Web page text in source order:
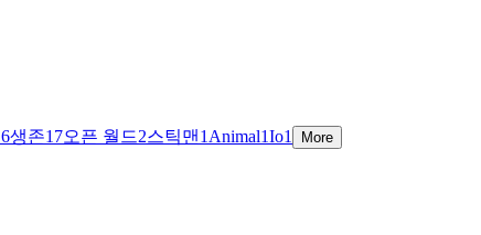
6생존17오픈 월드2스틱맨 1 Animal1Io1 More